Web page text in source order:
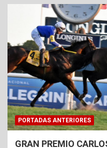
PORTADAS ANTERIORES
GRAN PREMIO